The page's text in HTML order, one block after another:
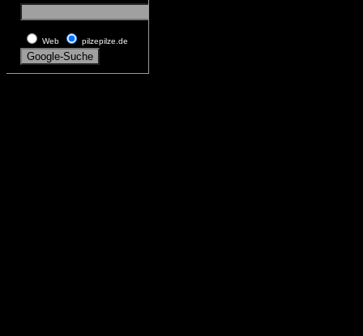
Web pilzepilze.de